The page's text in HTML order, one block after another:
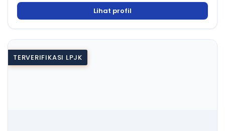
Lihat profil
TERVERIFIKASI LPJK